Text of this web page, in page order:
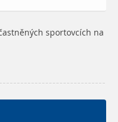
sportovcích na